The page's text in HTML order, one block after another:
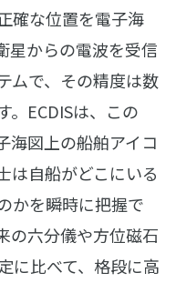
確な位置を電子海
星からの電波を受信
ムで、その精度は数
。ECDISは、この
海図上の船舶アイコ
は自船がどこにいる
かを瞬時に把握で
の六分儀や方位磁石
に比べて、格段に高